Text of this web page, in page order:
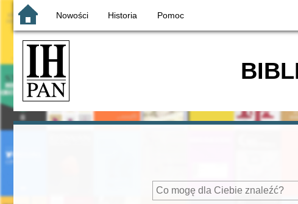
Nowości Historia Pomoc